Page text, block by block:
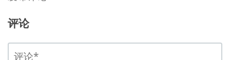
评论